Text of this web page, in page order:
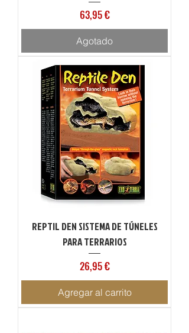
Precio
63,95 €
Agotado
REPTIL DEN SISTEMA DE TÚNELES
PARA TERRARIOS
Precio
26,95 €
Agregar al carrito